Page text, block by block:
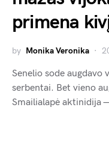
primena
by Monika Veronika
Senelio sode augdavo
serbentai. Bet vieno
Smailialapė aktinidija